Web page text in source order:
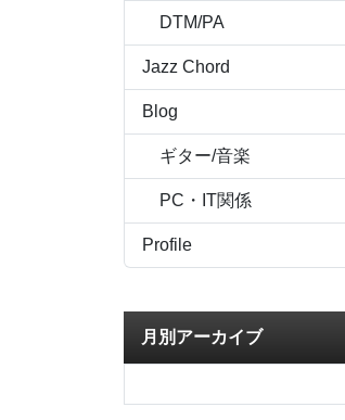
DTM/PA
Jazz Chord
Blog
ギター/音楽
PC・IT関係
Profile
月別アーカイブ